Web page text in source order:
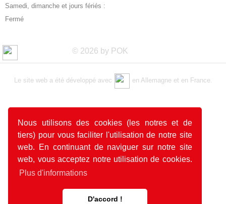
Nous utilisons des cookies (les notres et de
tiers) pour vous faciliter l'utilisation de notre site
web. En continuant de naviguer sur notre site
web, vous acceptez notre utilisation de cookies.
Plus d'informations
D'accord !
Samedi, dimanche et jours fériés :
Fermé
© 2026 by POK
Le site web a été développé avec en Allemagne et en France.